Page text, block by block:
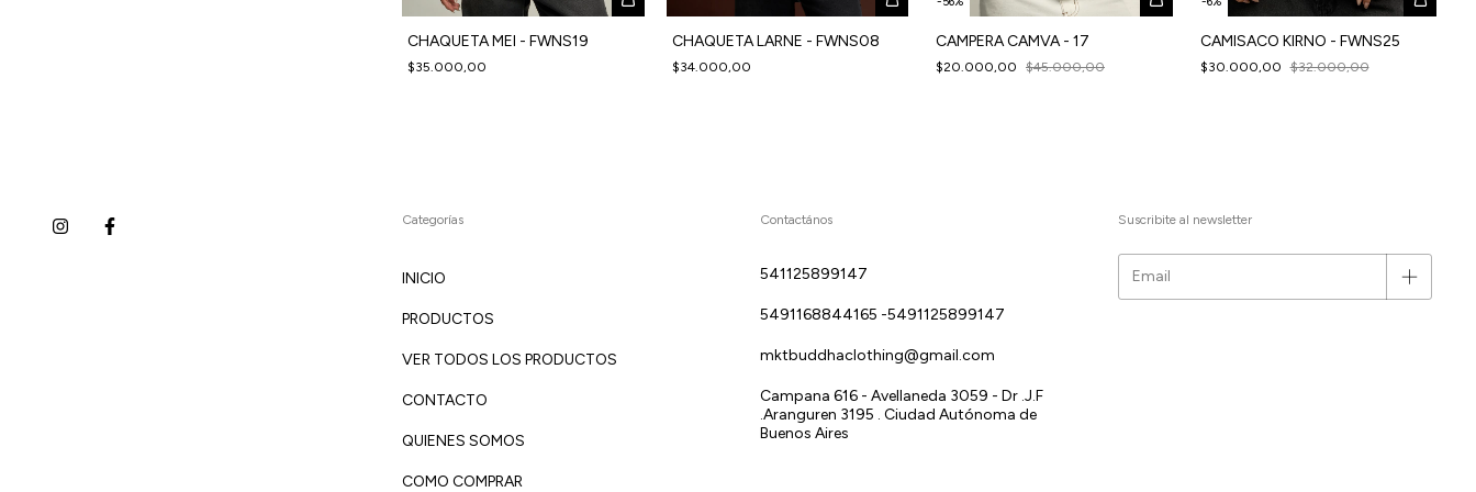
CHAQUETA MEI - FWNS19
$35.000,00
CHAQUETA LARNE - FWNS08
$34.000,00
CAMPERA CAMVA - 17
$20.000,00 $45.000,00
CAMISACO KIRNO - FWNS25
$30.000,00 $32.000,00
Categorías
INICIO
PRODUCTOS
VER TODOS LOS PRODUCTOS
CONTACTO
QUIENES SOMOS
COMO COMPRAR
Contactános
541125899147
5491168844165 -5491125899147
mktbuddhaclothing@gmail.com
Campana 616 - Avellaneda 3059 - Dr .J.F
.Aranguren 3195 . Ciudad Autónoma de
Buenos Aires
Suscribite al newsletter